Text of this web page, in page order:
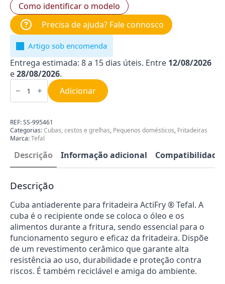
Como identificar o modelo
Precisa de ajuda? Fale connosco
Artigo sob encomenda
Entrega estimada: 8 a 15 dias úteis. Entre 12/08/2026
e28/08/2026.
Quantidade
de
para
Tefal
SS-
995461
Adicionar
REF:SS-995461
Categorias:Cubas, cestos e grelhas, Pequenos domésticos, Fritadeiras
Marca:Tefal
Descrição Informação adicional Compatibilidades
Descrição
Cuba antiaderente para fritadeira ActiFry ® Tefal. A
cuba é o recipiente onde se coloca o óleo e os
alimentos durante a fritura, sendo essencial para o
funcionamento seguro e eficaz da fritadeira. Dispõe
de um revestimento cerâmico que garante alta
resistência ao uso, durabilidade e proteção contra
riscos. É também reciclável e amiga do ambiente.